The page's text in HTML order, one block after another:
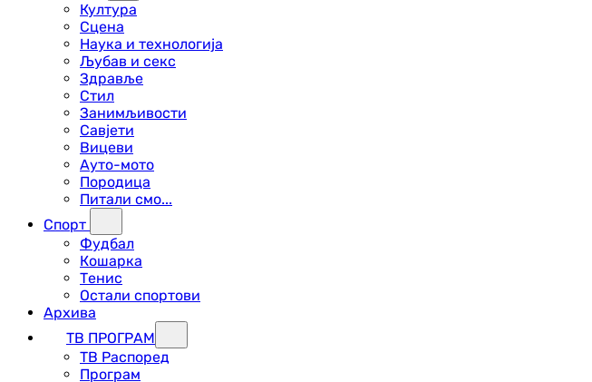
Култура
Сцена
Наука и технологија
Љубав и секс
Здравље
Стил
Занимљивости
Савјети
Вицеви
Ауто-мото
Породица
Питали смо...
Спорт
Фудбал
Кошарка
Тенис
Остали спортови
Архива
ТВ ПРОГРАМ
ТВ Распоред
Програм